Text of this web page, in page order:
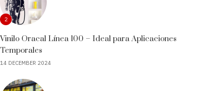
2
Vinilo Oracal Línea 100 – Ideal para Aplicaciones
Temporales
14 DECEMBER 2024